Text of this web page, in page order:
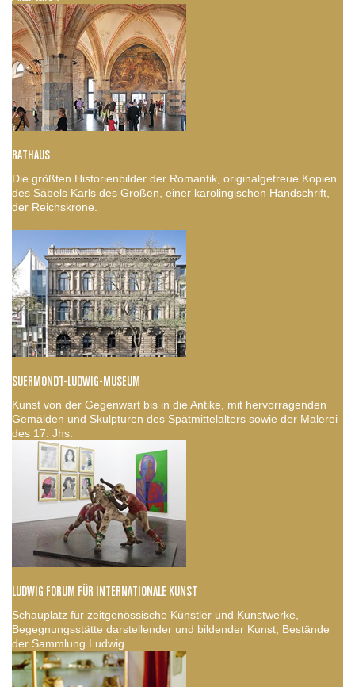
RATHAUS
Die größten Historienbilder der Romantik, originalgetreue Kopien
des Säbels Karls des Großen, einer karolingischen Handschrift,
der Reichskrone.
SUERMONDT-LUDWIG-MUSEUM
Kunst von der Gegenwart bis in die Antike, mit hervorragenden
Gemälden und Skulpturen des Spätmittelalters sowie der Malerei
des 17. Jhs.
LUDWIG FORUM FÜR INTERNATIONALE KUNST
Schauplatz für zeitgenössische Künstler und Kunstwerke,
Begegnungsstätte darstellender und bildender Kunst, Bestände
der Sammlung Ludwig.